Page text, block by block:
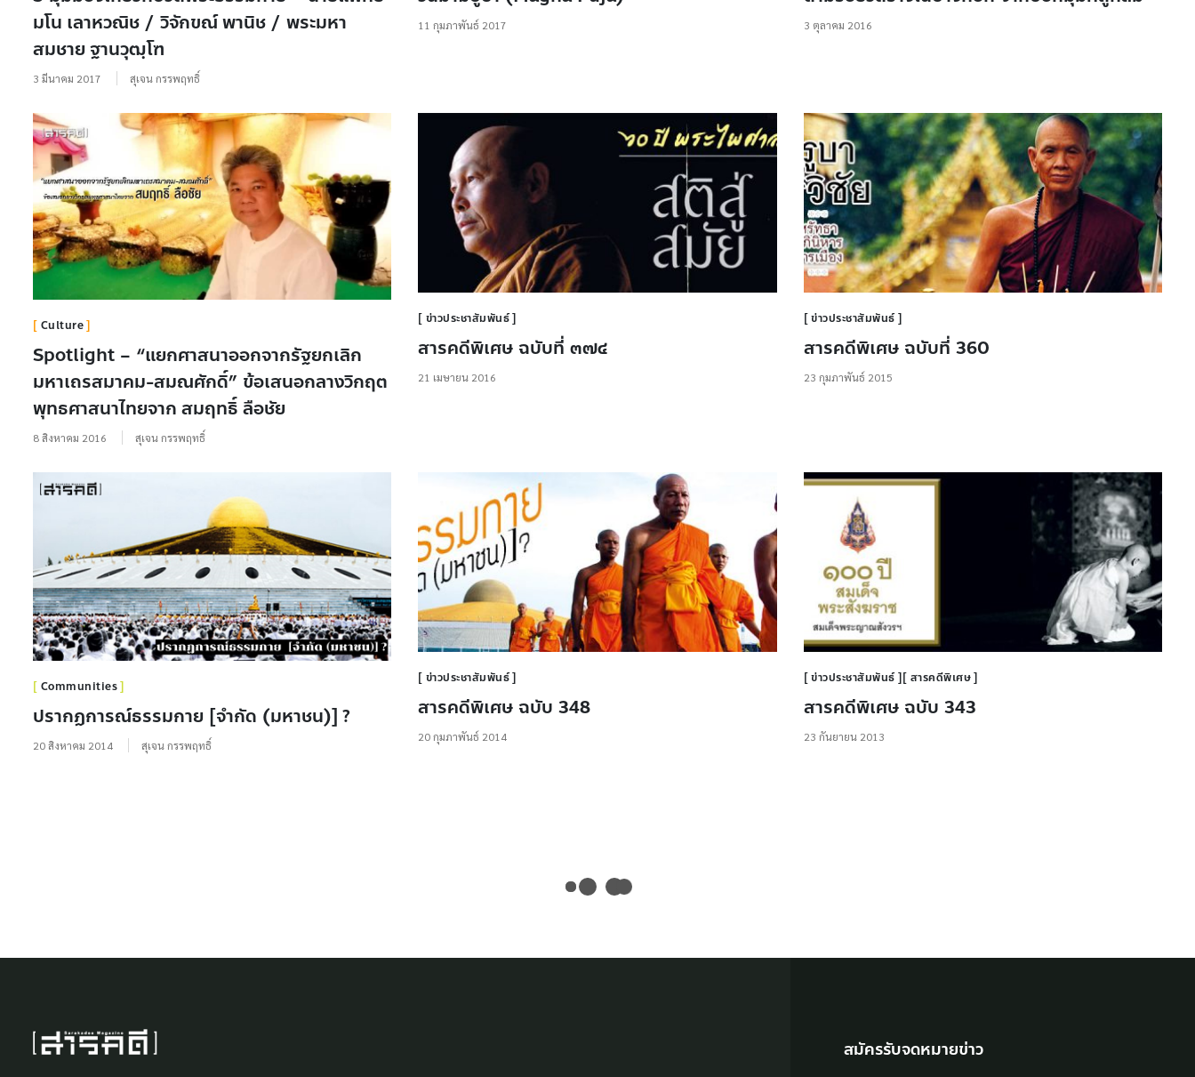
มโน เลาหวณิช / วิจักขณ์ พานิช / พระมหา
สมชาย ฐานวุฒฺโฑ
3 มีนาคม 2017 สุเจน กรรพฤทธิ์
11 กุมภาพันธ์ 2017 3 ตุลาคม 2016
Culture
Spotlight – “แยกศาสนาออกจากรัฐยกเลิก
มหาเถรสมาคม-สมณศักดิ์” ข้อเสนอกลางวิกฤต
พุทธศาสนาไทยจาก สมฤทธิ์ ลือชัย
8 สิงหาคม 2016 สุเจน กรรพฤทธิ์
ข่าวประชาสัมพันธ์
สารคดีพิเศษ ฉบับที่ ๓๗๔
21 เมษายน 2016
ข่าวประชาสัมพันธ์
สารคดีพิเศษ ฉบับที่ 360
23 กุมภาพันธ์ 2015
Communities
ปรากฏการณ์ธรรมกาย [จำกัด (มหาชน)] ?
20 สิงหาคม 2014 สุเจน กรรพฤทธิ์
ข่าวประชาสัมพันธ์
สารคดีพิเศษ ฉบับ 348
20 กุมภาพันธ์ 2014
ข่าวประชาสัมพันธ์ สารคดีพิเศษ
สารคดีพิเศษ ฉบับ 343
23 กันยายน 2013
สมัครรับจดหมายข่าว